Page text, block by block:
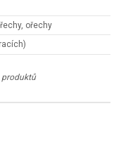
ořechy
produktů